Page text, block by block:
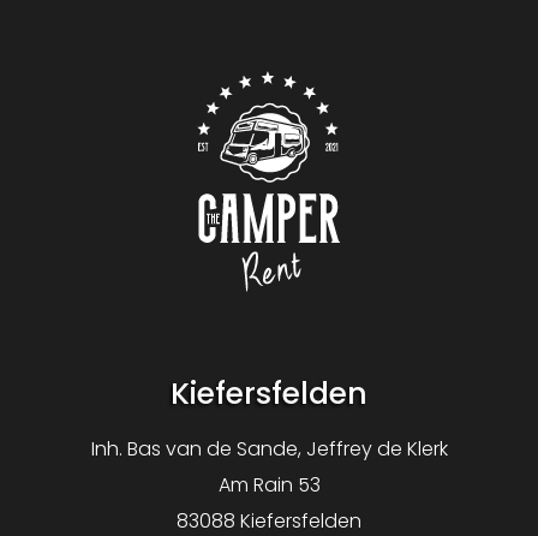
Kiefersfelden
Inh. Bas van de Sande, Jeffrey de Klerk
Am Rain 53
83088 Kiefersfelden